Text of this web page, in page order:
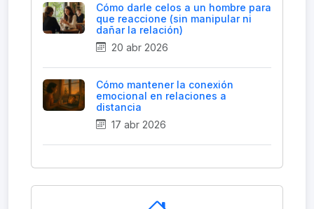
Cómo darle celos a un hombre para
que reaccione (sin manipular ni
dañar la relación)
20 abr 2026
Cómo mantener la conexión
emocional en relaciones a
distancia
17 abr 2026